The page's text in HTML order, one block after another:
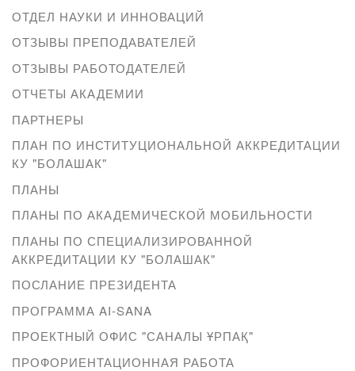
ОТДЕЛ НАУКИ И ИННОВАЦИЙ
ОТЗЫВЫ ПРЕПОДАВАТЕЛЕЙ
ОТЗЫВЫ РАБОТОДАТЕЛЕЙ
ОТЧЕТЫ АКАДЕМИИ
ПАРТНЕРЫ
ПЛАН ПО ИНСТИТУЦИОНАЛЬНОЙ АККРЕДИТАЦИИ
КУ "БОЛАШАК"
ПЛАНЫ
ПЛАНЫ ПО АКАДЕМИЧЕСКОЙ МОБИЛЬНОСТИ
ПЛАНЫ ПО СПЕЦИАЛИЗИРОВАННОЙ
АККРЕДИТАЦИИ КУ "БОЛАШАК"
ПОСЛАНИЕ ПРЕЗИДЕНТА
ПРОГРАММА AI-SANA
ПРОЕКТНЫЙ ОФИС "САНАЛЫ ҰРПАҚ"
ПРОФОРИЕНТАЦИОННАЯ РАБОТА